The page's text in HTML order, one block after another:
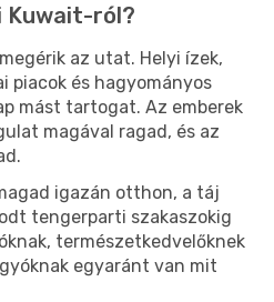
Kuwait-ról?
az utat. Helyi ízek,
piacok és hagyományos
mást tartogat. Az emberek
magával ragad, és az
igazán otthon, a táj
tengerparti szakaszokig
természetkedvelőknek
egyaránt van mit